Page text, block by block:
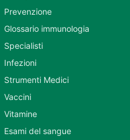
Prevenzione
Glossario immunologia
Specialisti
Infezioni
Strumenti Medici
Vaccini
Vitamine
Esami del sangue